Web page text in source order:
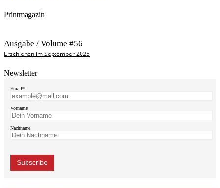
Printmagazin
Ausgabe / Volume #56
Erschienen im September 2025
Newsletter
Email*
Vorname
Nachname